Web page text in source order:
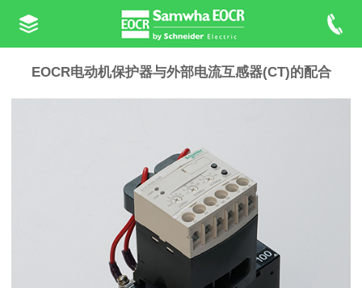
EOCR电动机保护器与外部电流互感器(CT)的配合